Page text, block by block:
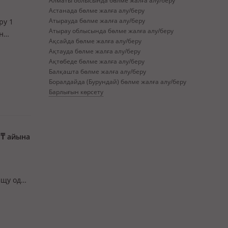
1
₸ айына
одну
Астанада бөлме жалға алу/беру
Атырауда бөлме жалға алу/беру
Атырау облысында бөлме жалға алу/беру
Ақсайда бөлме жалға алу/беру
Ақтауда бөлме жалға алу/беру
Ақтөбеде бөлме жалға алу/беру
Балқашта бөлме жалға алу/беру
Боралдайда (Бурундай) бөлме жалға алу/беру
Барлығын көрсету